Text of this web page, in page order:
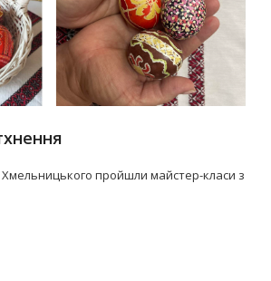
Прес-центр
пройшли майстер-класи з